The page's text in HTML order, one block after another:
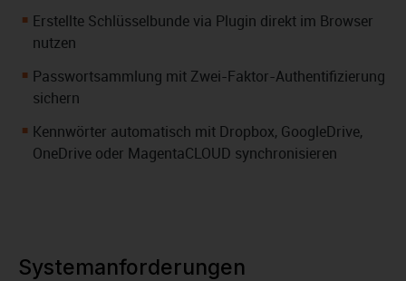
Erstellte Schlüsselbunde via Plugin direkt im Browser
nutzen
Passwortsammlung mit Zwei-Faktor-Authentifizierung
sichern
Kennwörter automatisch mit Dropbox, GoogleDrive,
OneDrive oder MagentaCLOUD synchronisieren
Systemanforderungen